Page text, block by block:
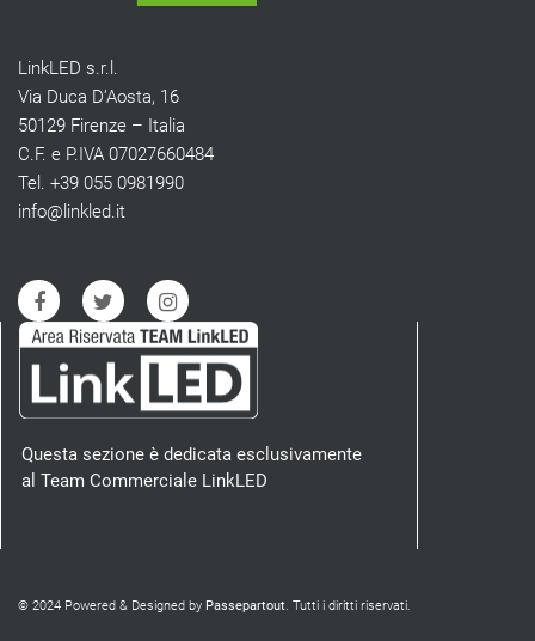
LinkLED s.r.l.
Via Duca D’Aosta, 16
50129 Firenze – Italia
C.F. e P.IVA 07027660484
Tel. +39 055 0981990
info@linkled.it
Questa sezione è dedicata esclusivamente
al Team Commerciale LinkLED
© 2024 Powered & Designed by Passepartout. Tutti i diritti riservati.